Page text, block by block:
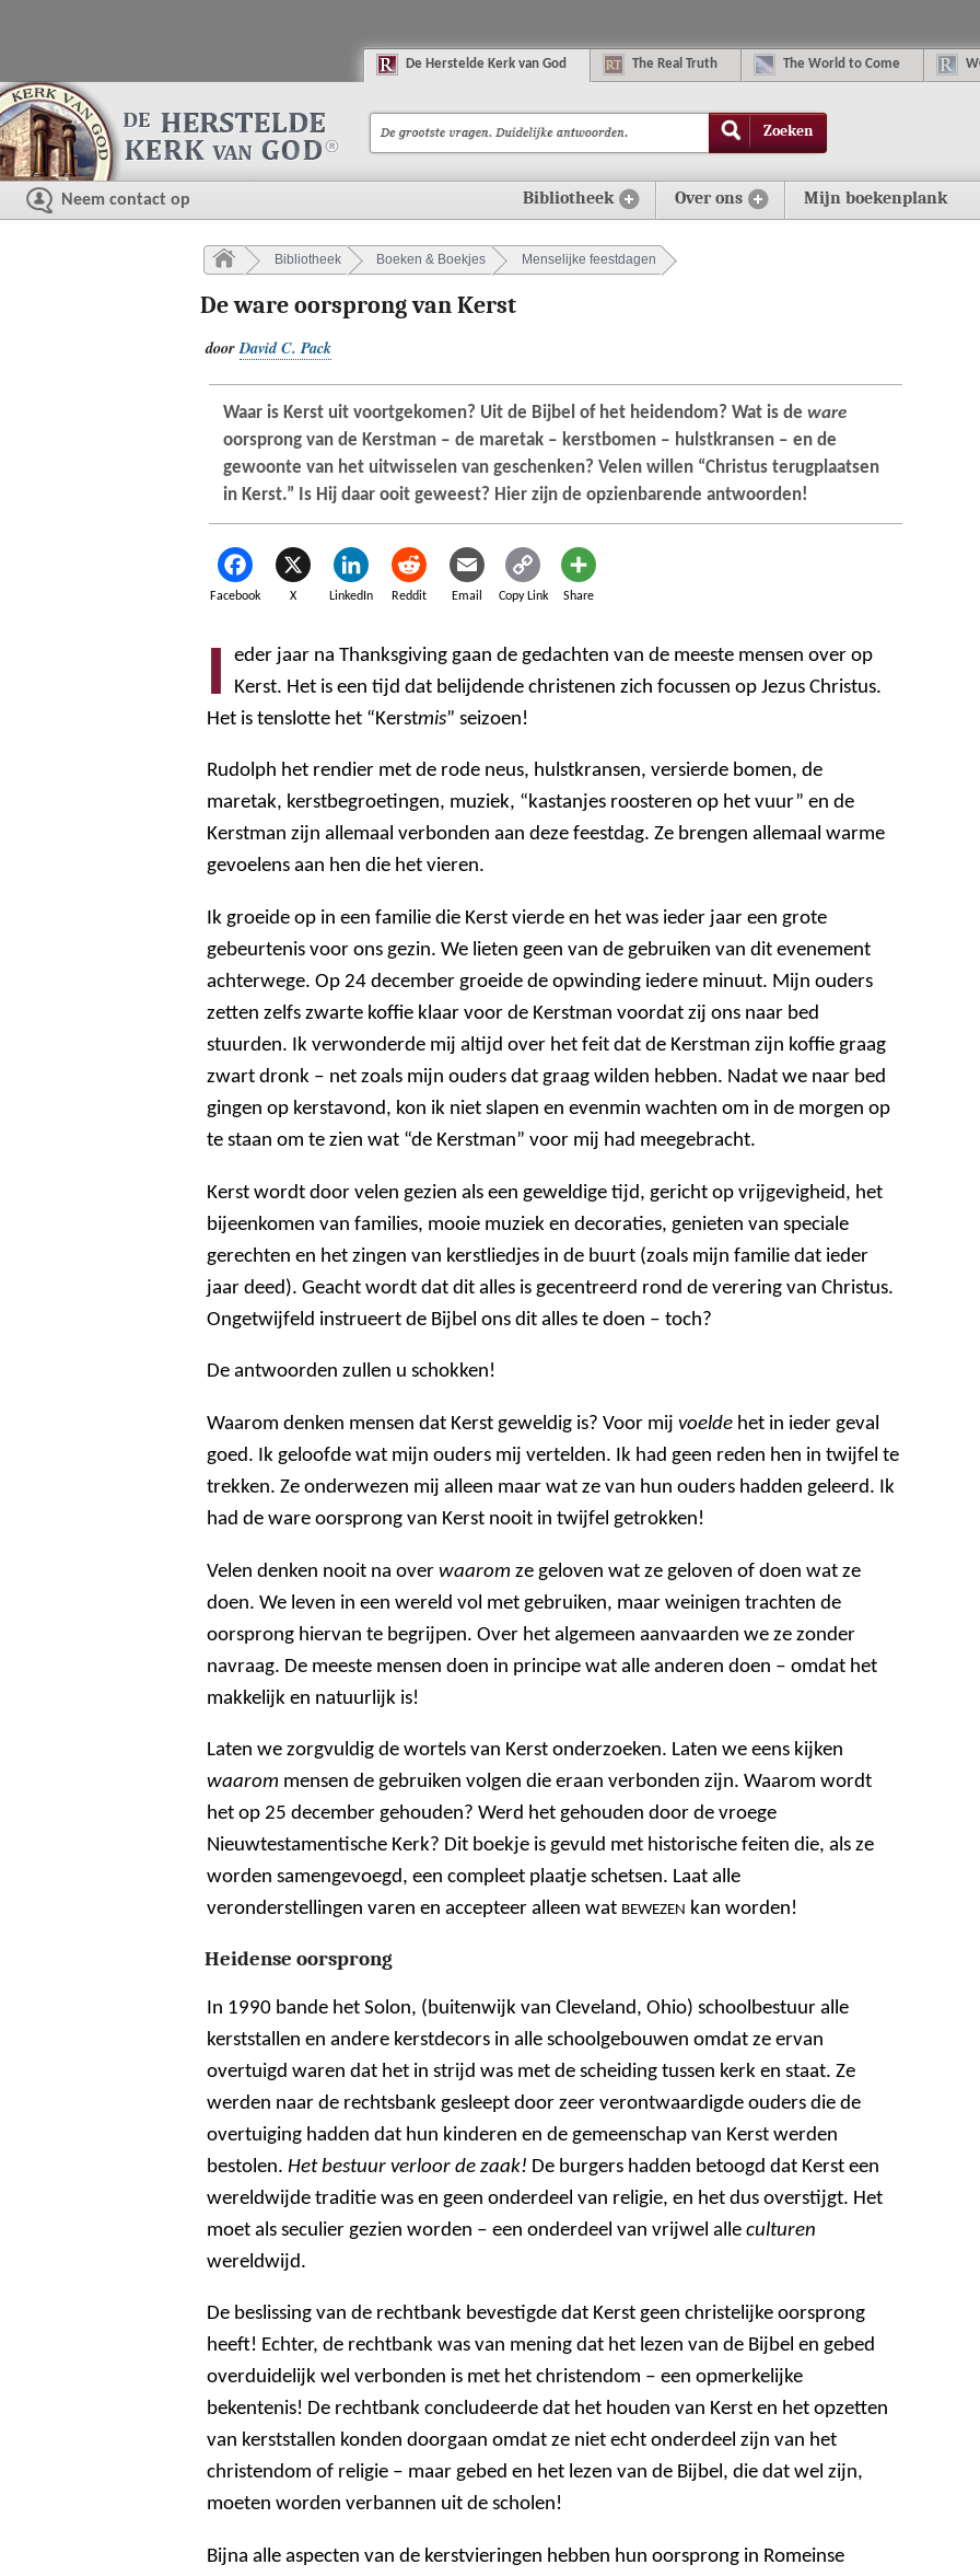
De Herstelde Kerk van God The Real Truth The World to Come
Zoeken
Neem contact op Bibliotheek Over ons Mijn boekenplank
Bibliotheek Boeken & Boekjes Menselijke feestdagen
De ware oorsprong van Kerst
doorDavid C. Pack
Waar is Kerst uit voortgekomen? Uit de Bijbel of het heidendom? Wat is de ware
oorsprong van de Kerstman ‒ de maretak ‒ kerstbomen ‒ hulstkransen ‒ en de
gewoonte van het uitwisselen van geschenken? Velen willen “Christus terugplaatsen
in Kerst.” Is Hij daar ooit geweest? Hier zijn de opzienbarende antwoorden!
Facebook X LinkedIn Reddit Email Copy Link Share
I
eder jaar na Thanksgiving gaan de gedachten van de meeste mensen over op
Kerst. Het is een tijd dat belijdende christenen zich focussen op Jezus Christus.
Het is tenslotte het “Kerstmis” seizoen!
Rudolph het rendier met de rode neus, hulstkransen, versierde bomen, de
maretak, kerstbegroetingen, muziek, “kastanjes roosteren op het vuur” en de
Kerstman zijn allemaal verbonden aan deze feestdag. Ze brengen allemaal warme
gevoelens aan hen die het vieren.
Ik groeide op in een familie die Kerst vierde en het was ieder jaar een grote
gebeurtenis voor ons gezin. We lieten geen van de gebruiken van dit evenement
achterwege. Op 24 december groeide de opwinding iedere minuut. Mijn ouders
zetten zelfs zwarte koffie klaar voor de Kerstman voordat zij ons naar bed
stuurden. Ik verwonderde mij altijd over het feit dat de Kerstman zijn koffie graag
zwart dronk ‒ net zoals mijn ouders dat graag wilden hebben. Nadat we naar bed
gingen op kerstavond, kon ik niet slapen en evenmin wachten om in de morgen op
te staan om te zien wat “de Kerstman” voor mij had meegebracht.
Kerst wordt door velen gezien als een geweldige tijd, gericht op vrijgevigheid, het
bijeenkomen van families, mooie muziek en decoraties, genieten van speciale
gerechten en het zingen van kerstliedjes in de buurt (zoals mijn familie dat ieder
jaar deed). Geacht wordt dat dit alles is gecentreerd rond de verering van Christus.
Ongetwijfeld instrueert de Bijbel ons dit alles te doen ‒ toch?
De antwoorden zullen u schokken!
Waarom denken mensen dat Kerst geweldig is? Voor mijvoelde het in ieder geval
goed. Ik geloofde wat mijn ouders mij vertelden. Ik had geen reden hen in twijfel te
trekken. Ze onderwezen mij alleen maar wat ze van hun ouders hadden geleerd. Ik
had de ware oorsprong van Kerst nooit in twijfel getrokken!
Velen denken nooit na overwaarom ze geloven wat ze geloven of doen wat ze
doen. We leven in een wereld vol met gebruiken, maar weinigen trachten de
oorsprong hiervan te begrijpen. Over het algemeen aanvaarden we ze zonder
navraag. De meeste mensen doen in principe wat alle anderen doen ‒ omdat het
makkelijk en natuurlijk is!
Laten we zorgvuldig de wortels van Kerst onderzoeken. Laten we eens kijken
waarom mensen de gebruiken volgen die eraan verbonden zijn. Waarom wordt
het op 25 december gehouden? Werd het gehouden door de vroege
Nieuwtestamentische Kerk? Dit boekje is gevuld met historische feiten die, als ze
worden samengevoegd, een compleet plaatje schetsen. Laat alle
veronderstellingen varen en accepteer alleen wat BEWEZEN kan worden!
Heidense oorsprong
In 1990 bande het Solon, (buitenwijk van Cleveland, Ohio) schoolbestuur alle
kerststallen en andere kerstdecors in alle schoolgebouwen omdat ze ervan
overtuigd waren dat het in strijd was met de scheiding tussen kerk en staat. Ze
werden naar de rechtsbank gesleept door zeer verontwaardigde ouders die de
overtuiging hadden dat hun kinderen en de gemeenschap van Kerst werden
bestolen.Het bestuur verloor de zaak! De burgers hadden betoogd dat Kerst een
wereldwijde traditie was en geen onderdeel van religie, en het dus overstijgt. Het
moet als seculier gezien worden ‒ een onderdeel van vrijwel alleculturen
wereldwijd.
De beslissing van de rechtbank bevestigde dat Kerst geen christelijke oorsprong
heeft! Echter, de rechtbank was van mening dat het lezen van de Bijbel en gebed
overduidelijk wel verbonden is met het christendom ‒ een opmerkelijke
bekentenis! De rechtbank concludeerde dat het houden van Kerst en het opzetten
van kerststallen konden doorgaan omdat ze niet echt onderdeel zijn van het
christendom of religie ‒ maar gebed en het lezen van de Bijbel, die dat wel zijn,
moeten worden verbannen uit de scholen!
Bijna alle aspecten van de kerstvieringen hebben hun oorsprong in Romeinse